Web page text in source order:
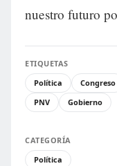
nuestro futuro
ETIQUETAS
Política
Congreso
PNV
Gobierno
CATEGORÍA
Política